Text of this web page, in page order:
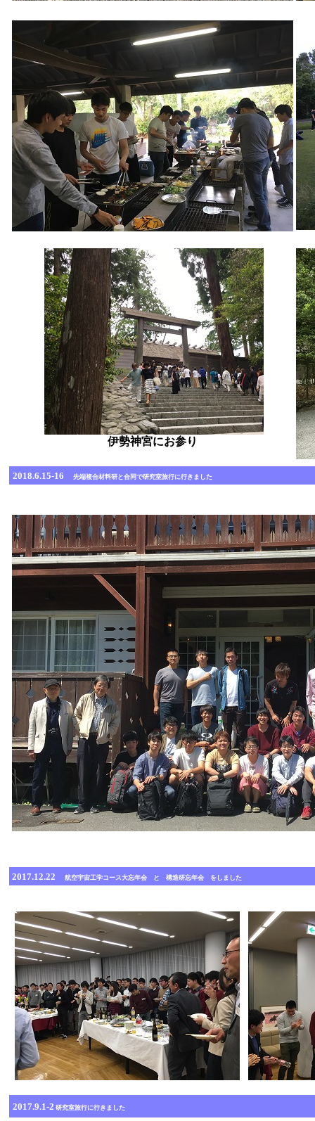
伊勢神宮にお参り
2018.6.15-16 先端複合材料研と合同で研究室旅行に行きました
2017.12.22 航空宇宙工学コース大忘年会 と 構造研忘年会 をしました
2017.9.1-2 研究室旅行に行きました